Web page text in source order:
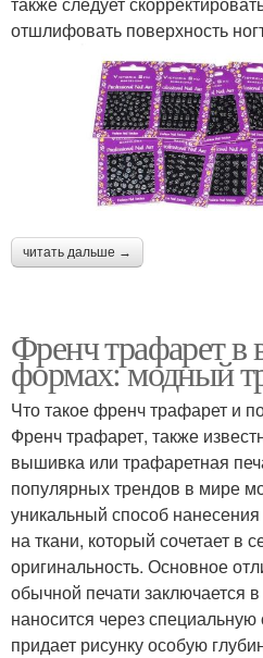
отшлифовать поверхность
читать дальше →
Френч трафарет в
формах: модный
Что такое френч трафарет и
Френч трафарет, также
вышивка или трафаретная
популярных трендов в мире
уникальный способ
на ткани, который сочетает в
оригинальность. Основное
обычной печати заключается
наносится через
придает рисунку особую